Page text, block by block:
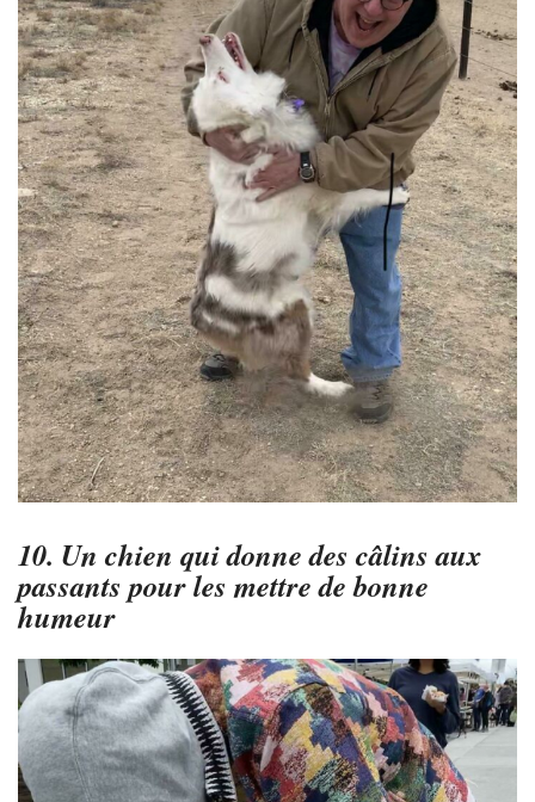
10. Un chien qui donne des câlins aux
passants pour les mettre de bonne
humeur